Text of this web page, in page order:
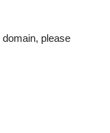
please